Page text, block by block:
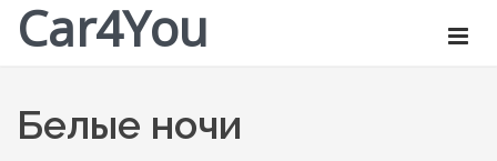
Car4You
Белые ночи